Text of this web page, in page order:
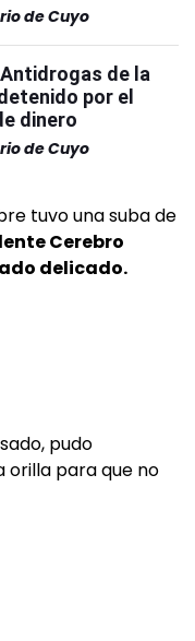
de Cuyo
de la
por el
dinero
de Cuyo
tuvo una suba de
Cerebro
delicado.
pudo
orilla para que no